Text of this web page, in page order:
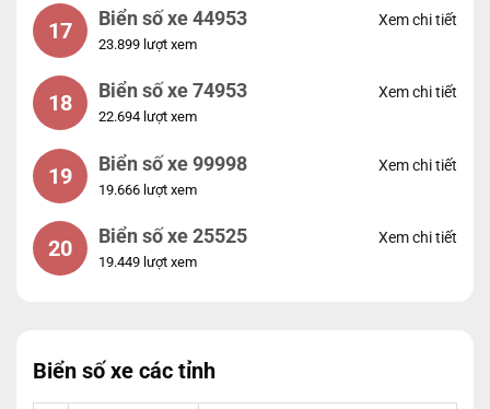
17 Biển số xe 44953
23.899 lượt xem
Xem chi tiết
18 Biển số xe 74953
22.694 lượt xem
Xem chi tiết
19 Biển số xe 99998
19.666 lượt xem
Xem chi tiết
20 Biển số xe 25525
19.449 lượt xem
Xem chi tiết
Biển số xe các tỉnh